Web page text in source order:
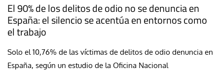
El 90% de los delitos de odio no se denuncia en
España: el silencio se acentúa en entornos como
el trabajo
Solo el 10,76% de las víctimas de delitos de odio denuncia en
España, según un estudio de la Oficina Nacional